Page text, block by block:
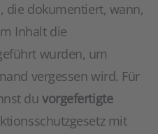
die dokumentiert, wann,
Inhalt die
wurden, um
vergessen wird. Für
duvorgefertigte
mit